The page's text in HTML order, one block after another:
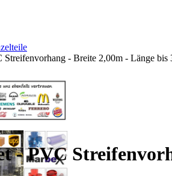
Streifenvorhang - Breite 2,00m - Länge bis
- PVC